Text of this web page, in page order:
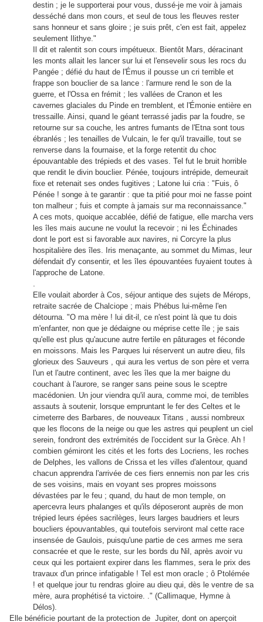
destin ; je le supporterai pour vous, dussé-je me voir à jamais
desséché dans mon cours, et seul de tous les fleuves rester
sans honneur et sans gloire ; je suis prêt, c'en est fait, appelez
seulement Ilithye."
Il dit et ralentit son cours impétueux. Bientôt Mars, déracinant
les monts allait les lancer sur lui et l'ensevelir sous les rocs du
Pangée ; défié du haut de l'Émus il pousse un cri terrible et
frappe son bouclier de sa lance : l'armure rend le son de la
guerre, et l'Ossa en frémit ; les vallées de Cranon et les
cavernes glaciales du Pinde en tremblent, et l'Émonie entière en
tressaille. Ainsi, quand le géant terrassé jadis par la foudre, se
retourne sur sa couche, les antres fumants de l'Etna sont tous
ébranlés ; les tenailles de Vulcain, le fer qu'il travaille, tout se
renverse dans la fournaise, et la forge retentit du choc
épouvantable des trépieds et des vases. Tel fut le bruit horrible
que rendit le divin bouclier. Pénée, toujours intrépide, demeurait
fixe et retenait ses ondes fugitives ; Latone lui cria : "Fuis, ô
Pénée ! songe à te garantir : que ta pitié pour moi ne fasse point
ton malheur ; fuis et compte à jamais sur ma reconnaissance."
A ces mots, quoique accablée, défié de fatigue, elle marcha vers
les îles mais aucune ne voulut la recevoir ; ni les Échinades
dont le port est si favorable aux navires, ni Corcyre la plus
hospitalière des îles. Iris menaçante, au sommet du Mimas, leur
défendait d'y consentir, et les îles épouvantées fuyaient toutes à
l'approche de Latone.
Elle voulait aborder à Cos, séjour antique des sujets de Mérops,
retraite sacrée de Chalciope ; mais Phébus lui-même l'en
détourna. "O ma mère ! lui dit-il, ce n'est point là que tu dois
m'enfanter, non que je dédaigne ou méprise cette île ; je sais
qu'elle est plus qu'aucune autre fertile en pâturages et féconde
en moissons. Mais les Parques lui réservent un autre dieu, fils
glorieux des Sauveurs , qui aura les vertus de son père et verra
l'un et l'autre continent, avec les îles que la mer baigne du
couchant à l'aurore, se ranger sans peine sous le sceptre
macédonien. Un jour viendra qu'il aura, comme moi, de terribles
assauts à soutenir, lorsque empruntant le fer des Celtes et le
cimeterre des Barbares, de nouveaux Titans , aussi nombreux
que les flocons de la neige ou que les astres qui peuplent un ciel
serein, fondront des extrémités de l'occident sur la Grèce. Ah !
combien gémiront les cités et les forts des Locriens, les roches
de Delphes, les vallons de Crissa et les villes d'alentour, quand
chacun apprendra l'arrivée de ces fiers ennemis non par les cris
de ses voisins, mais en voyant ses propres moissons
dévastées par le feu ; quand, du haut de mon temple, on
apercevra leurs phalanges et qu'ils déposeront auprès de mon
trépied leurs épées sacrilèges, leurs larges baudriers et leurs
boucliers épouvantables, qui toutefois serviront mal cette race
insensée de Gaulois, puisqu'une partie de ces armes me sera
consacrée et que le reste, sur les bords du Nil, après avoir vu
ceux qui les portaient expirer dans les flammes, sera le prix des
travaux d'un prince infatigable ! Tel est mon oracle ; ô Ptolémée
! et quelque jour tu rendras gloire au dieu qui, dès le ventre de sa
mère, aura prophétisé ta victoire. ." (Callimaque, Hymne à
Délos).
Elle bénéficie pourtant de la protection de Jupiter, dont on aperçoit